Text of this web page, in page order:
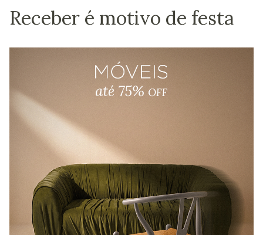
Receber é motivo de festa